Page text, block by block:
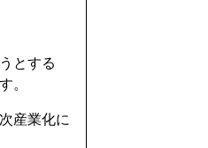
とする
。
産業化に